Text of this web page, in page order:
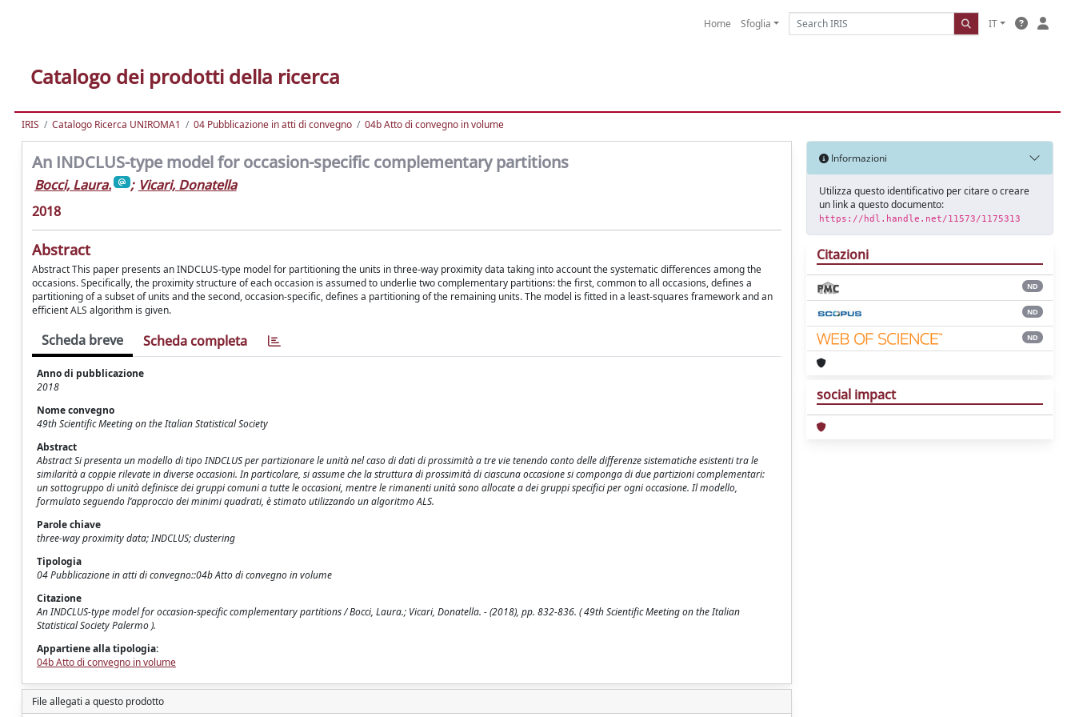
Home Sfoglia IT
Catalogo dei prodotti della ricerca
IRIS Catalogo Ricerca UNIROMA1 04 Pubblicazione in atti di convegno 04b Atto di convegno in volume
An INDCLUS-type model for occasion-specific complementary partitions
Bocci, Laura. ; Vicari, Donatella
2018
Abstract
Abstract This paper presents an INDCLUS-type model for partitioning the units in three-way proximity data taking into account the systematic differences among the
occasions. Specifically, the proximity structure of each occasion is assumed to underlie two complementary partitions: the first, common to all occasions, defines a
partitioning of a subset of units and the second, occasion-specific, defines a partitioning of the remaining units. The model is fitted in a least-squares framework and an
efficient ALS algorithm is given.
Scheda breve Scheda completa
Anno di pubblicazione
2018
Nome convegno
49th Scientific Meeting on the Italian Statistical Society
Abstract
Abstract Si presenta un modello di tipo INDCLUS per partizionare le unità nel caso di dati di prossimità a tre vie tenendo conto delle differenze sistematiche esistenti tra le
similarità a coppie rilevate in diverse occasioni. In particolare, si assume che la struttura di prossimità di ciascuna occasione si componga di due partizioni complementari:
un sottogruppo di unità definisce dei gruppi comuni a tutte le occasioni, mentre le rimanenti unità sono allocate a dei gruppi specifici per ogni occasione. Il modello,
formulato seguendo l’approccio dei minimi quadrati, è stimato utilizzando un algoritmo ALS.
Parole chiave
three-way proximity data; INDCLUS; clustering
Tipologia
04 Pubblicazione in atti di convegno::04b Atto di convegno in volume
Citazione
An INDCLUS-type model for occasion-specific complementary partitions / Bocci, Laura.; Vicari, Donatella. - (2018), pp. 832-836. ( 49th Scientific Meeting on the Italian
Statistical Society Palermo ).
Appartiene alla tipologia:
04b Atto di convegno in volume
File allegati a questo prodotto
Informazioni
Utilizza questo identificativo per citare o creare
un link a questo documento:
https://hdl.handle.net/11573/1175313
Citazioni
ND
ND
ND
social impact